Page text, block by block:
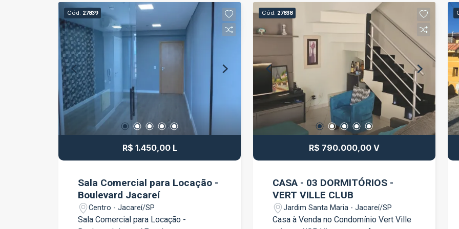
segmentos comerciais. Características
do imóvel: 1 quarto amplo Cozinha 1
banheiro Ambiente funcional e bem
distribuído Excelente localização no
Centro de Jacareí Fácil acesso ao
comércio, bancos, serviços e
transporte público Aproveite esta
oportunidade para estabelecer sua
empresa em uma localização
estratégica, proporcionando mais
comodidade para clientes e
colaboradores. Agende uma visita e
conheça este excelente espaço
Cód. 27839
R$ 1.450,00 L
Sala Comercial para Locação -
Boulevard Jacareí
Centro - Jacareí/SP
Sala Comercial para Locação -
Cód. 27838
R$ 790.000,00 V
CASA - 03 DORMITÓRIOS -
VERT VILLE CLUB
Jardim Santa Maria - Jacareí/SP
Casa à Venda no Condomínio Vert Ville